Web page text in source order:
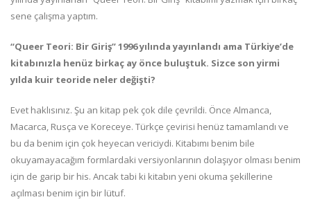
sene çalışma yaptım.
“Queer Teori: Bir Giriş” 1996 yılında yayınlandı ama Türkiye’de
kitabınızla henüz birkaç ay önce buluştuk. Sizce son yirmi
yılda kuir teoride neler değişti?
Evet haklısınız. Şu an kitap pek çok dile çevrildi. Önce Almanca,
Macarca, Rusça ve Koreceye. Türkçe çevirisi henüz tamamlandı ve
bu da benim için çok heyecan vericiydi. Kitabımı benim bile
okuyamayacağım formlardaki versiyonlarının dolaşıyor olması benim
için de garip bir his. Ancak tabi ki kitabın yeni okuma şekillerine
açılması benim için bir lütuf.